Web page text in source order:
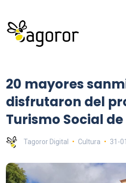
20 mayores
disfrutaron del
Turismo Social
Tagoror Digital Cultura 31-